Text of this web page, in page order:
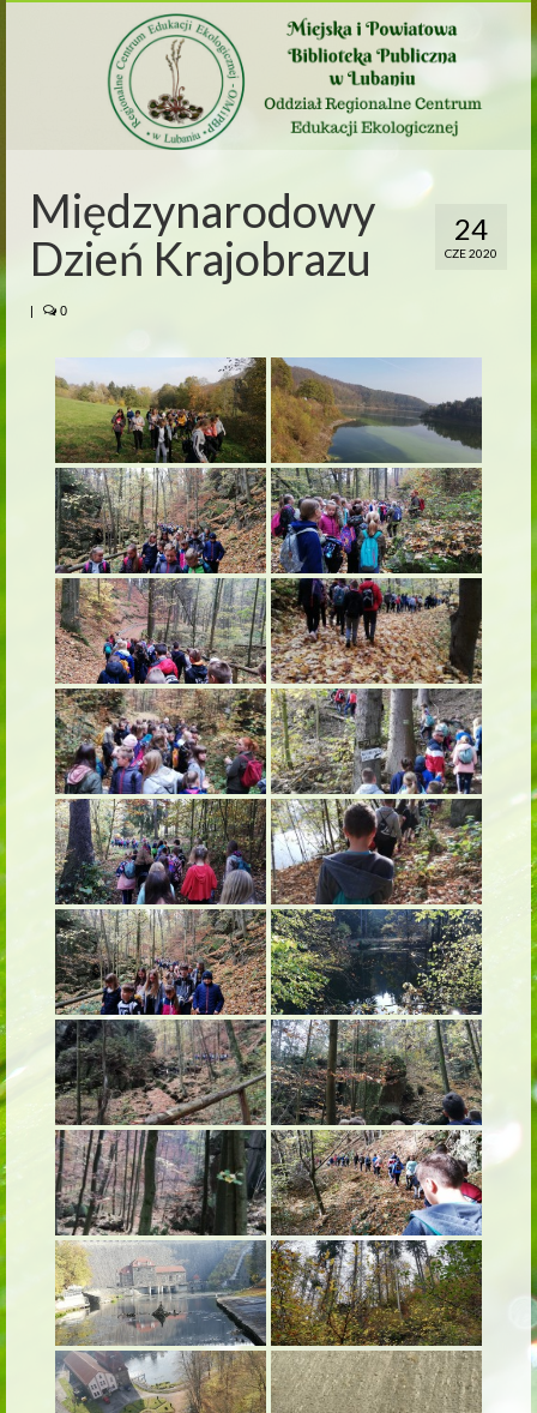
24
CZE 2020
Międzynarodowy
Dzień Krajobrazu
| 0